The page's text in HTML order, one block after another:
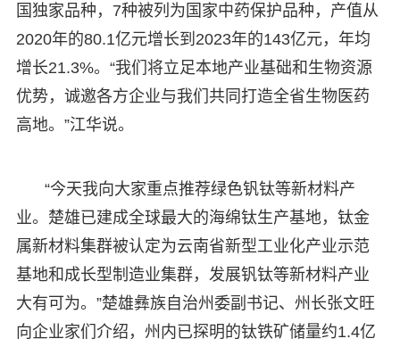
国独家品种，7种被列为国家中药保护品种，产值从
2020年的80.1亿元增长到2023年的143亿元，年均
增长21.3%。“我们将立足本地产业基础和生物资源
优势，诚邀各方企业与我们共同打造全省生物医药
高地。”江华说。
“今天我向大家重点推荐绿色钒钛等新材料产
业。楚雄已建成全球最大的海绵钛生产基地，钛金
属新材料集群被认定为云南省新型工业化产业示范
基地和成长型制造业集群，发展钒钛等新材料产业
大有可为。”楚雄彝族自治州委副书记、州长张文旺
向企业家们介绍，州内已探明的钛铁矿储量约1.4亿